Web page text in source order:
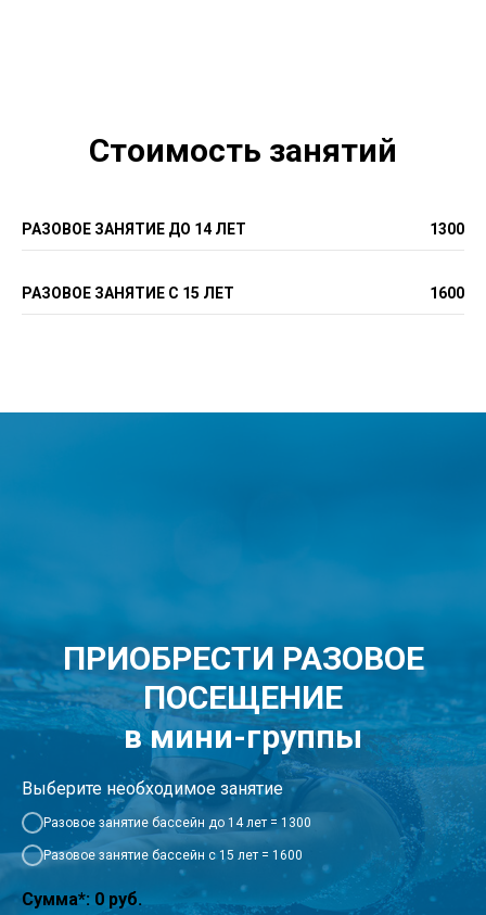
Стоимость занятий
РАЗОВОЕ ЗАНЯТИЕ ДО 14 ЛЕТ 1300
РАЗОВОЕ ЗАНЯТИЕ С 15 ЛЕТ 1600
ПРИОБРЕСТИ РАЗОВОЕ
ПОСЕЩЕНИЕ
в мини-группы
Выберите необходимое занятие
Разовое занятие бассейн до 14 лет = 1300
Разовое занятие бассейн с 15 лет = 1600
Сумма*: 0 руб.